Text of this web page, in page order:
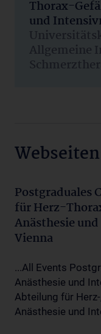
Thorax-
und
Allgemeine
Postgraduales
für Herz-
Anästhesie
Vienna
...All Events
Anästhesie und
Abteilung für
Anästhesie und